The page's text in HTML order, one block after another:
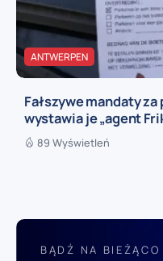
ANTWERPEN
Fałszywe mandaty
wystawia je „agent
89 Wyświetleń
BĄDŹ NA